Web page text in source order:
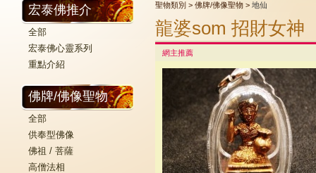
宏泰佛推介
全部
宏泰佛心靈系列
重點介紹
佛牌/佛像聖物
全部
供奉型佛像
佛祖 / 菩薩
高僧法相
聖物類別 > 佛牌/佛像聖物 > 地仙
龍婆som 招財女神
網主推薦